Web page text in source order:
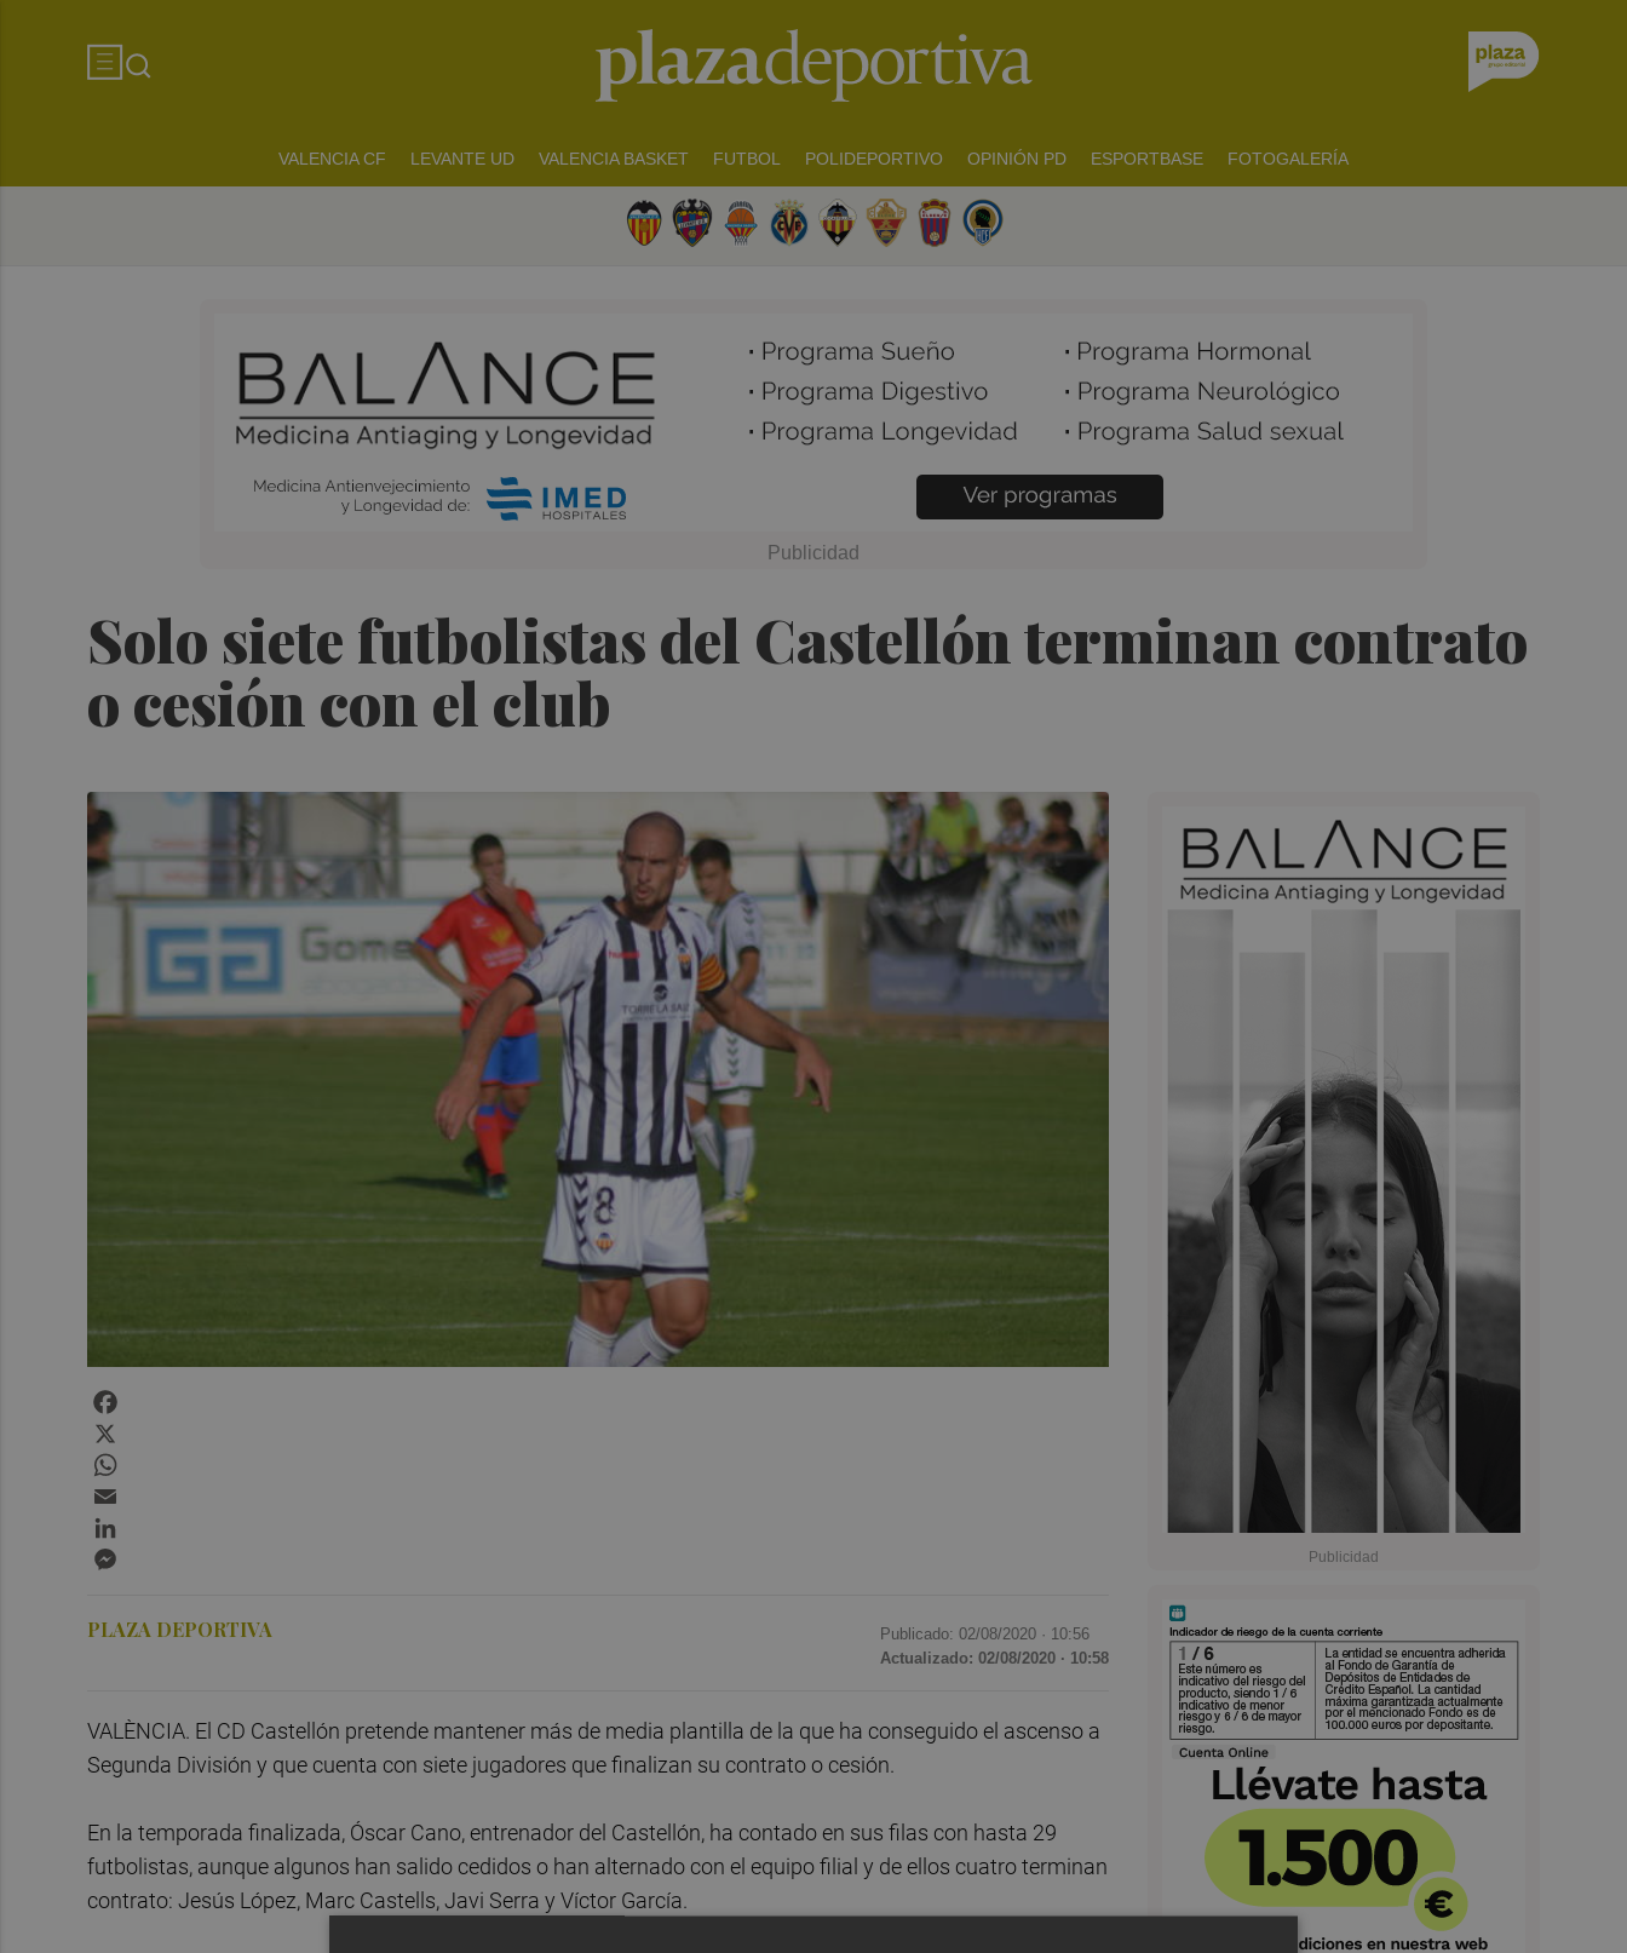
VALENCIA CF LEVANTE UD VALENCIA BASKET FUTBOL POLIDEPORTIVO OPINIÓN PD ESPORTBASE FOTOGALERÍA
Solo siete futbolistas del Castellón terminan contrato
o cesión con el club
PLAZA DEPORTIVA Publicado: 02/08/2020 · 10:56
Actualizado: 02/08/2020 · 10:58
VALÈNCIA. El CD Castellón pretende mantener más de media plantilla de la que ha conseguido el ascenso a
Segunda División y que cuenta con siete jugadores que finalizan su contrato o cesión.
En la temporada finalizada, Óscar Cano, entrenador del Castellón, ha contado en sus filas con hasta 29
futbolistas, aunque algunos han salido cedidos o han alternado con el equipo filial y de ellos cuatro terminan
contrato: Jesús López, Marc Castells, Javi Serra y Víctor García.